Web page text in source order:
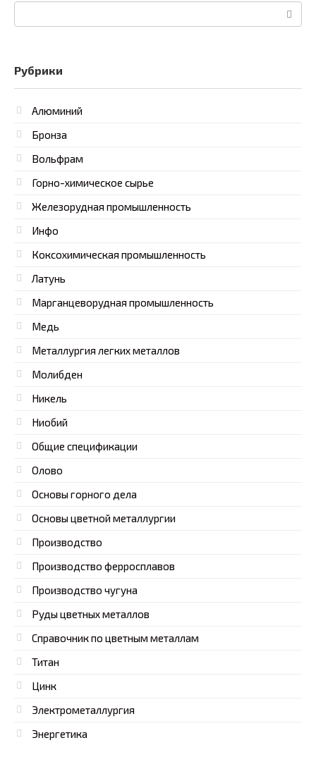
Поиск:
Рубрики
Алюминий
Бронза
Вольфрам
Горно-химическое сырье
Железорудная промышленность
Инфо
Коксохимическая промышленность
Латунь
Марганцеворудная промышленность
Медь
Металлургия легких металлов
Молибден
Никель
Ниобий
Общие спецификации
Олово
Основы горного дела
Основы цветной металлургии
Производство
Производство ферросплавов
Производство чугуна
Руды цветных металлов
Справочник по цветным металлам
Титан
Цинк
Электрометаллургия
Энергетика